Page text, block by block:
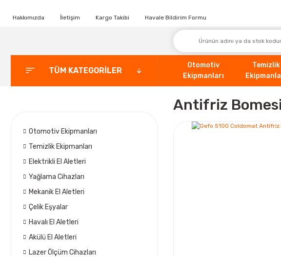
Hakkımızda İletişim Kargo Takibi Havale Bildirim Formu
TÜM KATEGORİLER
Otomotiv
Ekipmanları
Temizlik
Otomotiv Ekipmanları
Temizlik Ekipmanları
Elektrikli El Aletleri
Yağlama Cihazları
Mekanik El Aletleri
Çelik Eşyalar
Havalı El Aletleri
Akülü El Aletleri
Lazer Ölçüm Cihazları
Antifriz